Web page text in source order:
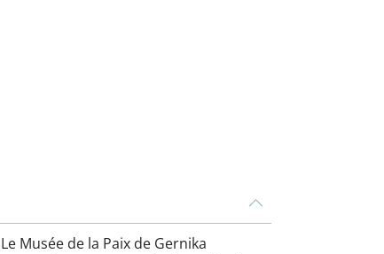
Musée de la Paix de Gernika